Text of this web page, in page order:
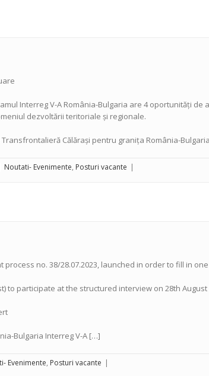
Interreg V-A România-Bulgaria are 4 oportunități
dezvoltării teritoriale și regionale.
Călărași pentru granița România-
Noutati- Evenimente, Posturi vacante |
no. 38/28.07.2023, launched in order to fill in
to participate at the structured interview on 28th August
Bulgaria Interreg V-A […]
Evenimente, Posturi vacante |